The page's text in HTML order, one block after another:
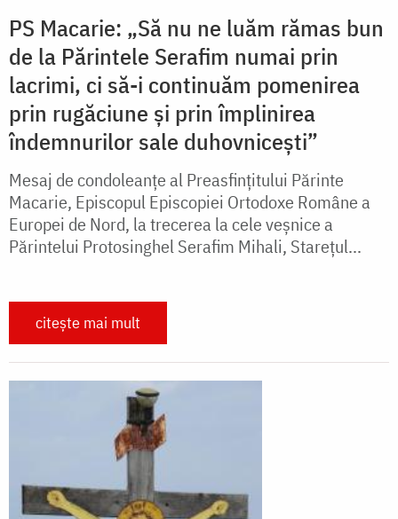
PS Macarie: „Să nu ne luăm rămas bun
de la Părintele Serafim numai prin
lacrimi, ci să-i continuăm pomenirea
prin rugăciune și prin împlinirea
îndemnurilor sale duhovnicești”
Mesaj de condoleanțe al Preasfințitului Părinte
Macarie, Episcopul Episcopiei Ortodoxe Române a
Europei de Nord, la trecerea la cele veșnice a
Părintelui Protosinghel Serafim Mihali, Starețul...
citește mai mult